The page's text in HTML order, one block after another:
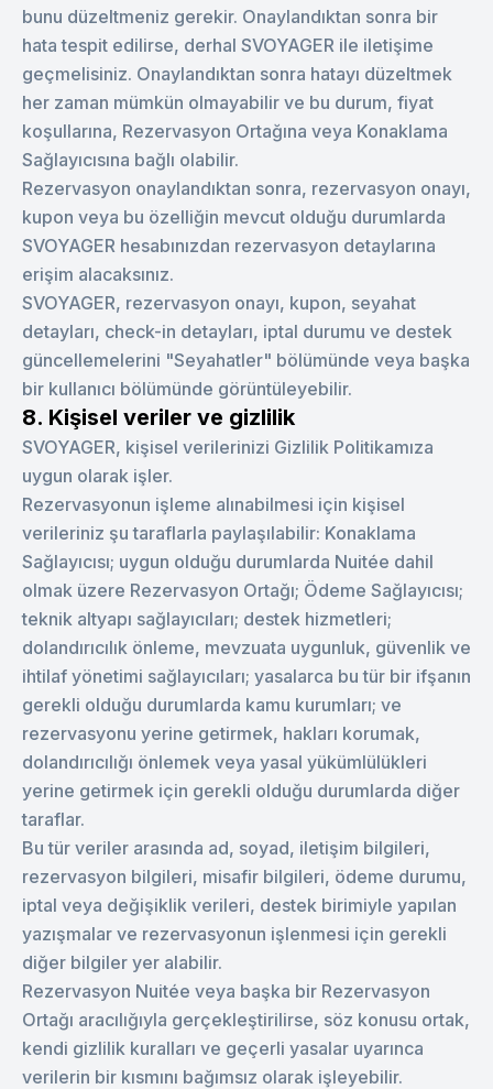
bunu düzeltmeniz gerekir. Onaylandıktan sonra bir
hata tespit edilirse, derhal SVOYAGER ile iletişime
geçmelisiniz. Onaylandıktan sonra hatayı düzeltmek
her zaman mümkün olmayabilir ve bu durum, fiyat
koşullarına, Rezervasyon Ortağına veya Konaklama
Sağlayıcısına bağlı olabilir.
Rezervasyon onaylandıktan sonra, rezervasyon onayı,
kupon veya bu özelliğin mevcut olduğu durumlarda
SVOYAGER hesabınızdan rezervasyon detaylarına
erişim alacaksınız.
SVOYAGER, rezervasyon onayı, kupon, seyahat
detayları, check-in detayları, iptal durumu ve destek
güncellemelerini "Seyahatler" bölümünde veya başka
bir kullanıcı bölümünde görüntüleyebilir.
8. Kişisel veriler ve gizlilik
SVOYAGER, kişisel verilerinizi Gizlilik Politikamıza
uygun olarak işler.
Rezervasyonun işleme alınabilmesi için kişisel
verileriniz şu taraflarla paylaşılabilir: Konaklama
Sağlayıcısı; uygun olduğu durumlarda Nuitée dahil
olmak üzere Rezervasyon Ortağı; Ödeme Sağlayıcısı;
teknik altyapı sağlayıcıları; destek hizmetleri;
dolandırıcılık önleme, mevzuata uygunluk, güvenlik ve
ihtilaf yönetimi sağlayıcıları; yasalarca bu tür bir ifşanın
gerekli olduğu durumlarda kamu kurumları; ve
rezervasyonu yerine getirmek, hakları korumak,
dolandırıcılığı önlemek veya yasal yükümlülükleri
yerine getirmek için gerekli olduğu durumlarda diğer
taraflar.
Bu tür veriler arasında ad, soyad, iletişim bilgileri,
rezervasyon bilgileri, misafir bilgileri, ödeme durumu,
iptal veya değişiklik verileri, destek birimiyle yapılan
yazışmalar ve rezervasyonun işlenmesi için gerekli
diğer bilgiler yer alabilir.
Rezervasyon Nuitée veya başka bir Rezervasyon
Ortağı aracılığıyla gerçekleştirilirse, söz konusu ortak,
kendi gizlilik kuralları ve geçerli yasalar uyarınca
verilerin bir kısmını bağımsız olarak işleyebilir.